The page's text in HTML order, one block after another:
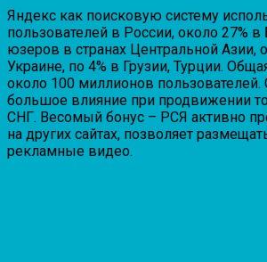
Яндекс как поисковую систему
пользователей в России, около 27% в
юзеров в странах Центральной Азии,
Украине, по 4% в Грузии, Турции.
около 100 миллионов
большое влияние при продвижении
СНГ. Весомый бонус – РСЯ активно
на других сайтах, позволяет
рекламные видео.